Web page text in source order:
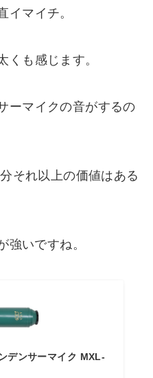
イマイチ。
くも感じます。
ーマイクの音がするの
それ以上の価値はある
強いですね。
デンサーマイク MXL-